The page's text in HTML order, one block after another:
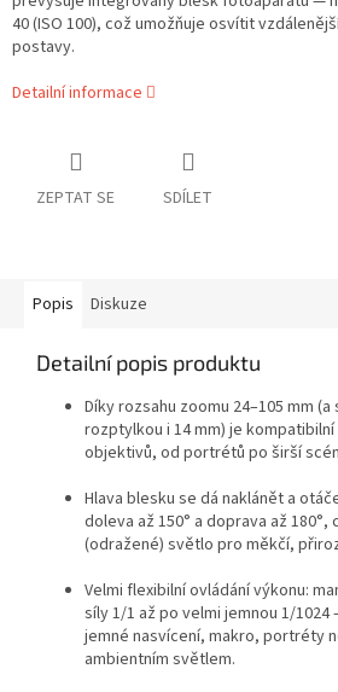
40 (ISO 100), což umožňuje osvítit
postavy.
Detailní informace
ZEPTAT SE SDÍLET
Popis Diskuze
Detailní popis produktu
Díky rozsahu zoomu 24–105 mm
rozptylkou i 14 mm) je
objektivů, od portrétů po širší
Hlava blesku se dá naklánět a
doleva až 150° a doprava až 180°,
(odražené) světlo pro měkčí,
Velmi flexibilní ovládání výkonu:
síly 1/1 až po velmi jemnou 1/
jemné nasvícení, makro, portréty
ambientním světlem.